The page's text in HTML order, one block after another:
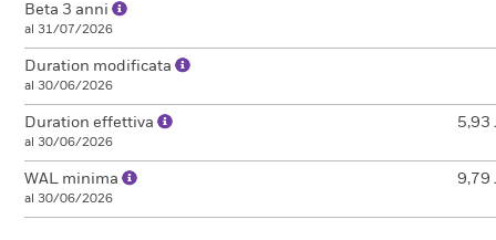
Beta 3 anni
al 31/07/2026
Duration modificata
al 30/06/2026
Duration effettiva
al 30/06/2026
5,93
WAL minima
al 30/06/2026
9,79